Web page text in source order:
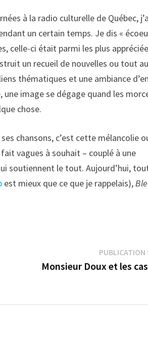
à la radio culturelle de Québec,
un certain temps. Je dis «
celle-ci était parmi les plus
un recueil de nouvelles ou tout
thématiques et une ambiance
une image se dégage quand les
chose.
chansons, c’est cette mélancolie
vagues à souhait – couplé à une
soutiennent le tout. Aujourd’hui,
est mieux que ce que je rappelais),
PUBLICATION
Monsieur Doux et les